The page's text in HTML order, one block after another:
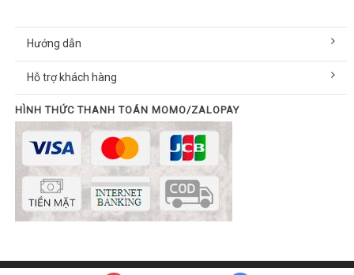
Hướng dẫn
Hỗ trợ khách hàng
HÌNH THỨC THANH TOÁN MOMO/ZALOPAY